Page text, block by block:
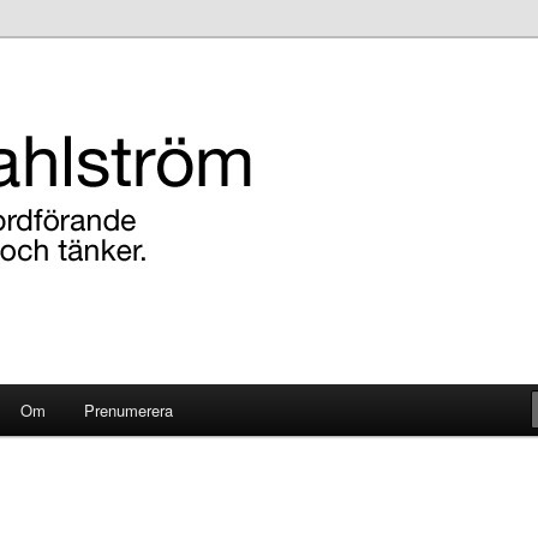
Om Prenumerera